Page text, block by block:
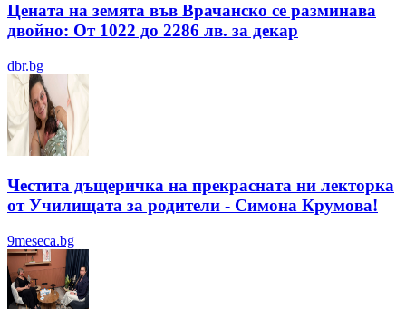
Цената на земята във Врачанско се разминава
двойно: От 1022 до 2286 лв. за декар
dbr.bg
Честита дъщеричка на прекрасната ни лекторка
от Училищата за родители - Симона Крумова!
9meseca.bg